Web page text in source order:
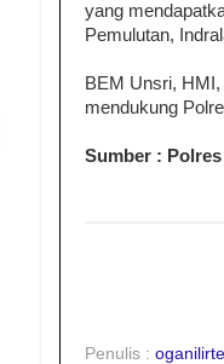
yang
Pemulutan,
BEM Unsri,
mendukung
Sumber :
Penulis :